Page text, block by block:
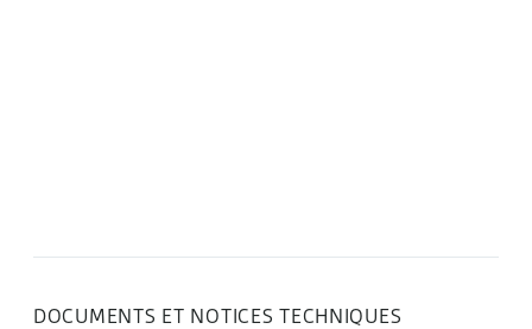
DOCUMENTS ET NOTICES TECHNIQUES